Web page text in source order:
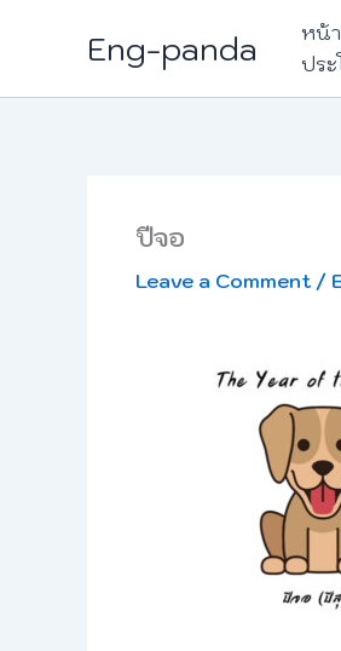
Eng-panda หน้
ปร
ปีจอ
Leave a Comment /